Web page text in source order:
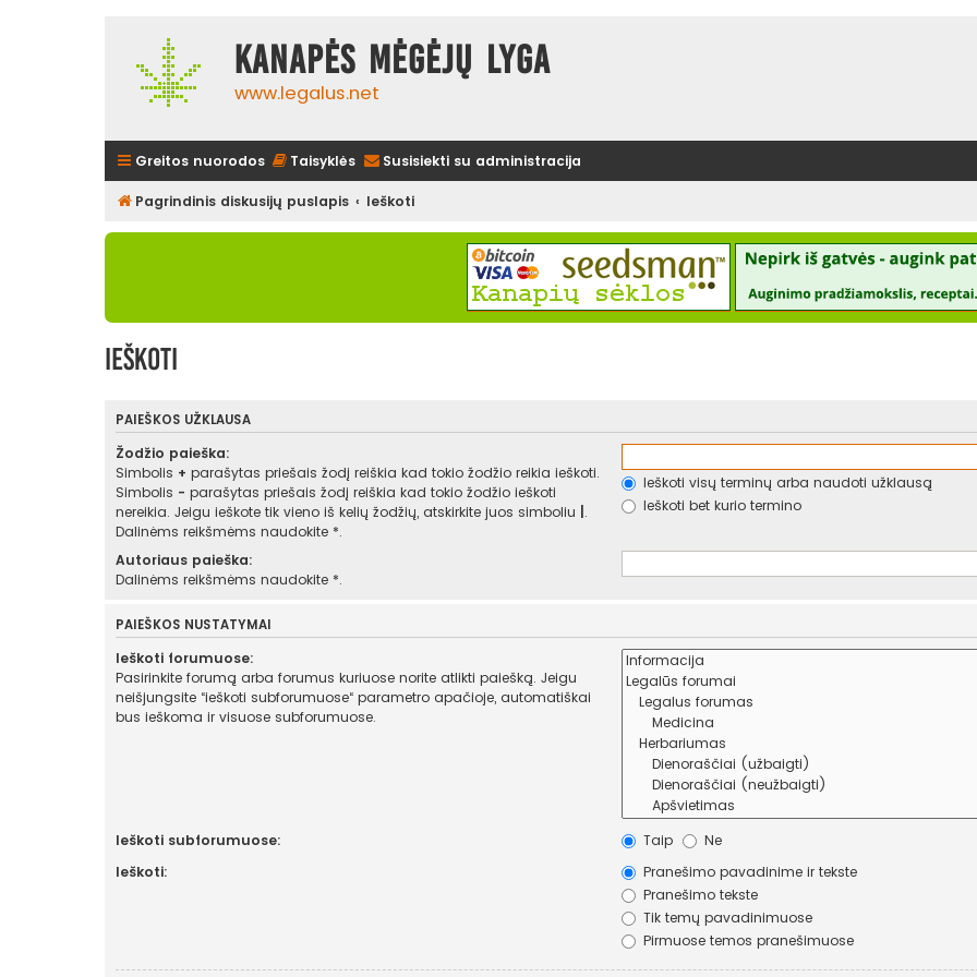
Kanapės mėgėjų lyga
www.legalus.net
Greitos nuorodos Taisyklės Susisiekti su administracija
Pagrindinis diskusijų puslapis Ieškoti
Ieškoti
PAIEŠKOS UŽKLAUSA
Žodžio paieška:
Simbolis + parašytas priešais žodį reiškia kad tokio žodžio reikia ieškoti.
Simbolis - parašytas priešais žodį reiškia kad tokio žodžio ieškoti
nereikia. Jeigu ieškote tik vieno iš kelių žodžių, atskirkite juos simboliu .
Dalinėms reikšmėms naudokite *.
Ieškoti visų terminų arba naudoti užklausą
Ieškoti bet kurio termino
Autoriaus paieška:
Dalinėms reikšmėms naudokite *.
PAIEŠKOS NUSTATYMAI
Ieškoti forumuose:
Pasirinkite forumą arba forumus kuriuose norite atlikti paiešką. Jeigu
neišjungsite “ieškoti subforumuose“ parametro apačioje, automatiškai
bus ieškoma ir visuose subforumuose.
Ieškoti subforumuose: Taip
Ne
Ieškoti:
Pranešimo pavadinime ir tekste
Pranešimo tekste
Tik temų pavadinimuose
Pirmuose temos pranešimuose